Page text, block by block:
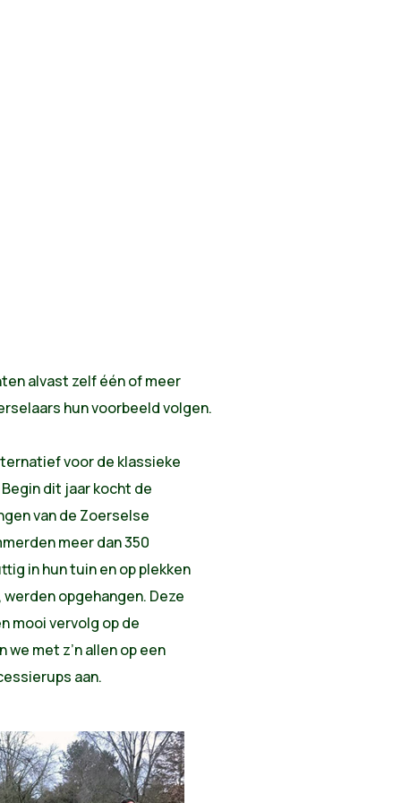
alvast zelf één of meer
hun voorbeeld volgen.
voor de klassieke
dit jaar kocht de
van de Zoerselse
meer dan 350
in hun tuin en op plekken
opgehangen. Deze
mooi vervolg op de
met z’n allen op een
aan.